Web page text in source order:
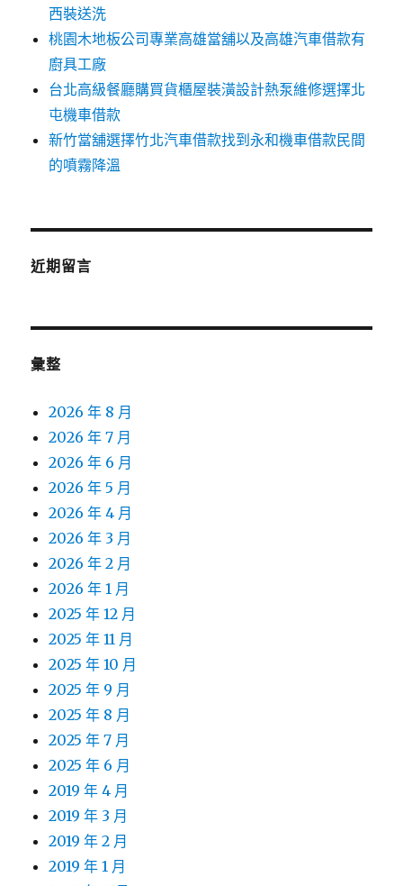
西裝送洗
桃園木地板公司專業高雄當舖以及高雄汽車借款有
廚具工廠
台北高級餐廳購買貨櫃屋裝潢設計熱泵維修選擇北
屯機車借款
新竹當舖選擇竹北汽車借款找到永和機車借款民間
的噴霧降溫
近期留言
彙整
2026 年 8 月
2026 年 7 月
2026 年 6 月
2026 年 5 月
2026 年 4 月
2026 年 3 月
2026 年 2 月
2026 年 1 月
2025 年 12 月
2025 年 11 月
2025 年 10 月
2025 年 9 月
2025 年 8 月
2025 年 7 月
2025 年 6 月
2019 年 4 月
2019 年 3 月
2019 年 2 月
2019 年 1 月